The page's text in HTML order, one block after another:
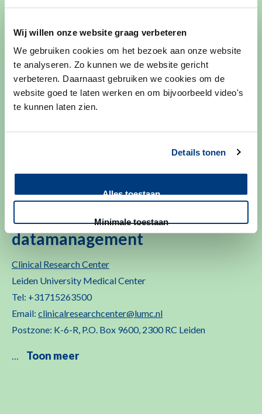
Wij willen onze website graag verbeteren
We gebruiken cookies om het bezoek aan onze website
te analyseren. Zo kunnen we de website gericht
verbeteren. Daarnaast gebruiken we cookies om de
website goed te laten werken en om bijvoorbeeld video's
te kunnen laten zien.
Details tonen
Alles toestaan
Minimale toestaan
multicenter trial. Op dit moment is de TRIASSIC dan ook
volop in opstart.
… Toon meer
Contactgegevens
Centraal trial- en
datamanagement
Clinical Research Center
Leiden University Medical Center
Tel: +31715263500
Email: clinicalresearchcenter@lumc.nl
Postzone: K-6-R, P.O. Box 9600, 2300 RC Leiden
… Toon meer